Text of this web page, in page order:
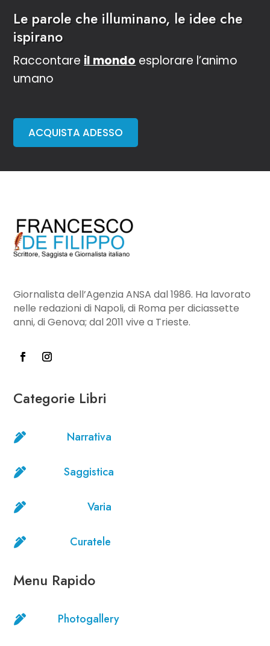
Le parole che illuminano, le idee che
ispirano
Raccontare il mondo esplorare l’animo
umano
ACQUISTA ADESSO
Giornalista dell’Agenzia ANSA dal 1986. Ha lavorato
nelle redazioni di Napoli, di Roma per diciassette
anni, di Genova; dal 2011 vive a Trieste.
Categorie Libri
 Narrativa
 Saggistica
 Varia
 Curatele
Menu Rapido
 Photogallery